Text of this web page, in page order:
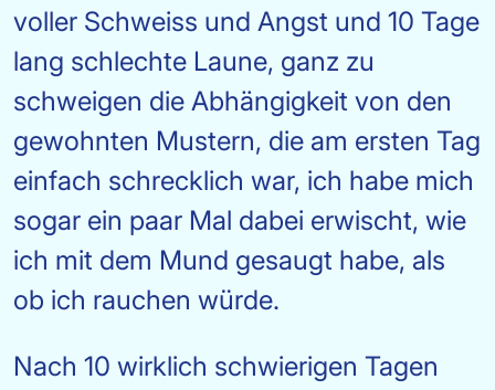
voller Schweiss und Angst und 10 Tage
lang schlechte Laune, ganz zu
schweigen die Abhängigkeit von den
gewohnten Mustern, die am ersten Tag
einfach schrecklich war, ich habe mich
sogar ein paar Mal dabei erwischt, wie
ich mit dem Mund gesaugt habe, als
ob ich rauchen würde.
Nach 10 wirklich schwierigen Tagen